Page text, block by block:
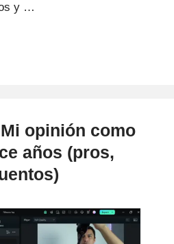
y …
opinión como
años (pros,